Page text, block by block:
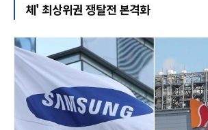
체' 최상위권 쟁탈전 본격화